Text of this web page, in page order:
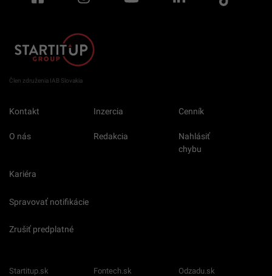
Člen združenia IAB Slovakia
Kontakt Inzercia Cenník
O nás Redakcia
Nahlásiť
chybu
Kariéra
Spravovať notifikácie
Zrušiť predplatné
Startitup.sk Fontech.sk Odzadu.sk